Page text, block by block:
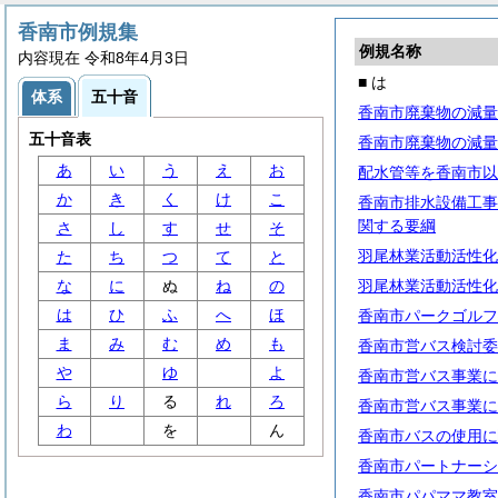
例規名称
■ は
香南市廃棄物の減
香南市廃棄物の減
配水管等を香南市
香南市排水設備工
関する要綱
羽尾林業活動活性
羽尾林業活動活性
香南市パークゴル
香南市営バス検討
香南市営バス事業
香南市営バス事業
香南市バスの使用
香南市パートナー
香南市例規集
内容現在 令和8年4月3日
体系 五十音
五十音表
あ
い う え
お
か
き く け
こ
さ
し す せ
そ
た
ち つ て
と
な
に ぬ ね
の
は
ひ ふ へ
ほ
ま
み む め
も
や
ゆ
よ
ら
り る れ
ろ
わ
を ん